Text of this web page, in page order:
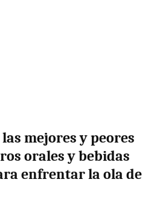
mejores y peores
orales y bebidas
enfrentar la ola de